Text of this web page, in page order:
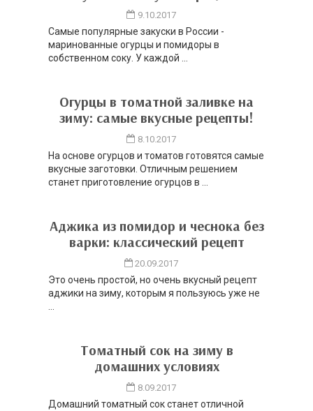
9.10.2017
Самые популярные закуски в России -
маринованные огурцы и помидоры в
собственном соку. У каждой ...
Огурцы в томатной заливке на
зиму: самые вкусные рецепты!
8.10.2017
На основе огурцов и томатов готовятся самые
вкусные заготовки. Отличным решением
станет приготовление огурцов в ...
Аджика из помидор и чеснока без
варки: классический рецепт
20.09.2017
Это очень простой, но очень вкусный рецепт
аджики на зиму, которым я пользуюсь уже не
...
Томатный сок на зиму в
домашних условиях
8.09.2017
Домашний томатный сок станет отличной